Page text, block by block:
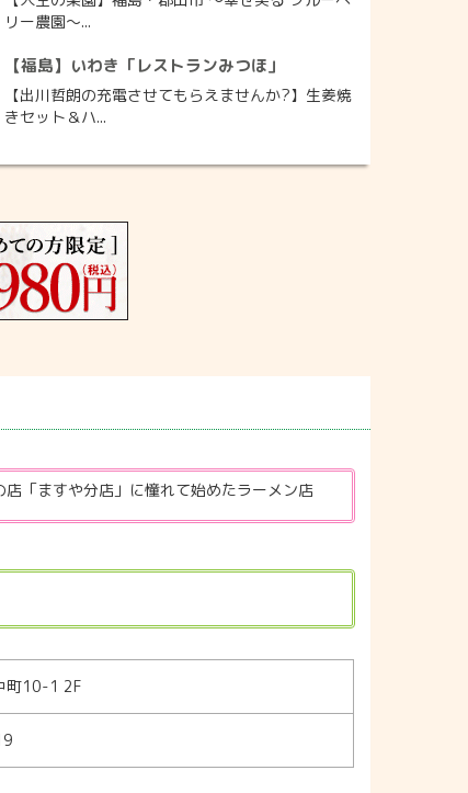
リー農園～...
【福島】いわき「レストランみつほ」
【出川哲朗の充電させてもらえませんか?】生姜焼
きセット＆ハ...
「ますや分店」に憧れて始めたラーメン店
町10-1 2F